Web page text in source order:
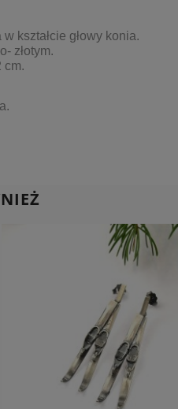
kształcie głowy konia.
złotym.
cm.